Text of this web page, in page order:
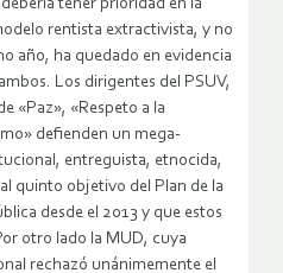
tener prioridad en la
rentista extractivista, y no
año, ha quedado en evidencia
Los dirigentes del PSUV,
«Paz», «Respeto a la
defienden un mega-
entreguista, etnocida,
quinto objetivo del Plan de la
desde el 2013 y que estos
otro lado la MUD, cuya
rechazó unánimemente el